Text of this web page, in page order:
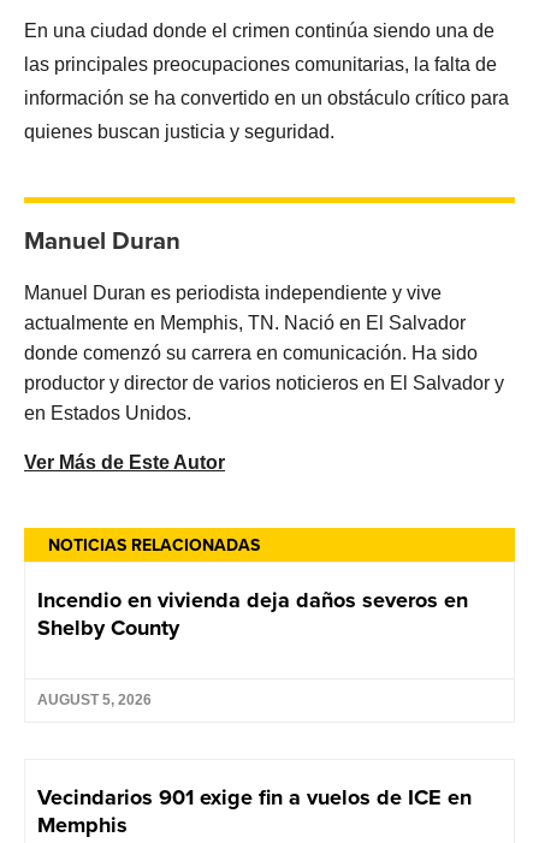
NOTICIAS RELACIONADAS
Incendio en vivienda deja daños severos en
Shelby County
AUGUST 5, 2026
Vecindarios 901 exige fin a vuelos de ICE en
Memphis
En una ciudad donde el crimen continúa siendo una de
las principales preocupaciones comunitarias, la falta de
información se ha convertido en un obstáculo crítico para
quienes buscan justicia y seguridad.
Manuel Duran
Manuel Duran es periodista independiente y vive
actualmente en Memphis, TN. Nació en El Salvador
donde comenzó su carrera en comunicación. Ha sido
productor y director de varios noticieros en El Salvador y
en Estados Unidos.
Ver Más de Este Autor